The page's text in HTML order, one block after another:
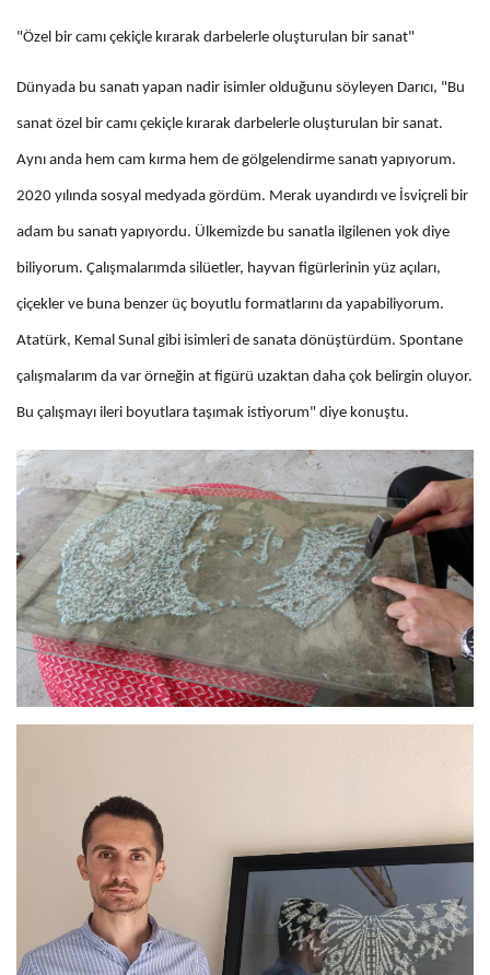
"Özel bir camı çekiçle kırarak darbelerle oluşturulan bir sanat"
Dünyada bu sanatı yapan nadir isimler olduğunu söyleyen Darıcı, "Bu
sanat özel bir camı çekiçle kırarak darbelerle oluşturulan bir sanat.
Aynı anda hem cam kırma hem de gölgelendirme sanatı yapıyorum.
2020 yılında sosyal medyada gördüm. Merak uyandırdı ve İsviçreli bir
adam bu sanatı yapıyordu. Ülkemizde bu sanatla ilgilenen yok diye
biliyorum. Çalışmalarımda silüetler, hayvan figürlerinin yüz açıları,
çiçekler ve buna benzer üç boyutlu formatlarını da yapabiliyorum.
Atatürk, Kemal Sunal gibi isimleri de sanata dönüştürdüm. Spontane
çalışmalarım da var örneğin at figürü uzaktan daha çok belirgin oluyor.
Bu çalışmayı ileri boyutlara taşımak istiyorum" diye konuştu.